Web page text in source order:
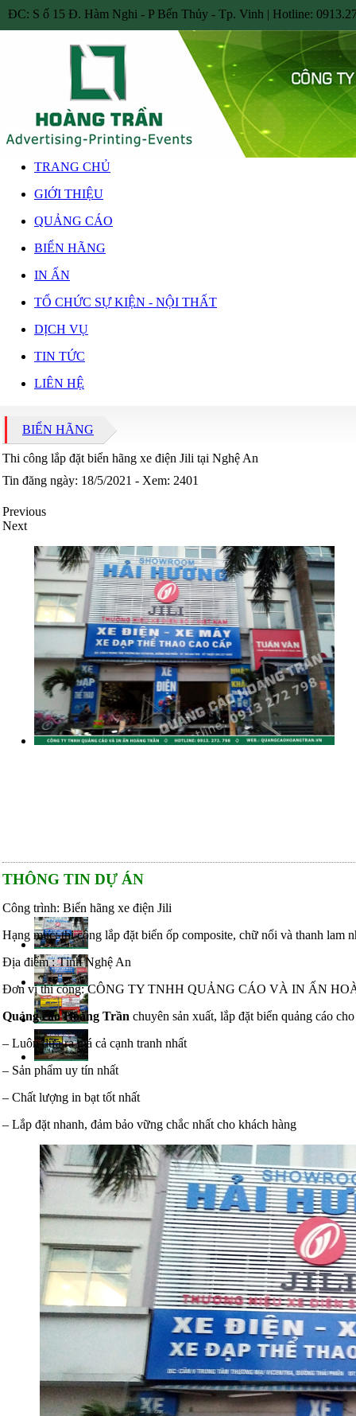
ĐC: S ố 15 Đ. Hàm Nghi - P Bến Thủy - Tp. Vinh | Hotline:
TRANG CHỦ
GIỚI THIỆU
QUẢNG CÁO
BIỂN HÃNG
IN ẤN
TỔ CHỨC SỰ KIỆN - NỘI THẤT
DỊCH VỤ
TIN TỨC
LIÊN HỆ
BIỂN HÃNG
Thi công lắp đặt biển hãng xe điện Jili tại Nghệ An
Tin đăng ngày: 18/5/2021 - Xem: 2401
Previous
Next
THÔNG TIN DỰ ÁN
Công trình: Biển hãng xe điện Jili
Hạng mục: thi công lắp đặt biển ốp composite, chữ nổi và thanh lam
Địa điểm : Tỉnh Nghệ An
Đơn vị thi công: CÔNG TY TNHH QUẢNG CÁO VÀ IN ẤN
Quảng cáo Hoàng Trần chuyên sản xuất, lắp đặt biển quảng cáo
– Luôn đưa ra giá cả cạnh tranh nhất
– Sản phẩm uy tín nhất
– Chất lượng in bạt tốt nhất
– Lắp đặt nhanh, đảm bảo vững chắc nhất cho khách hàng